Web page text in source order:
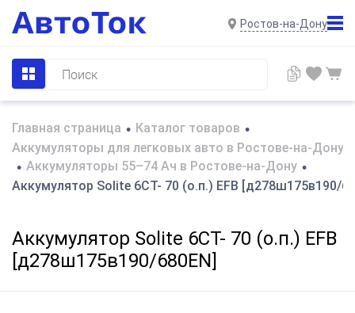
Ростов-на-Дону
Главная страница • Каталог товаров •
Аккумуляторы для легковых авто в Ростове-на-Дону
• Аккумуляторы 55–74 Ач в Ростове-на-Дону •
Аккумулятор Solite 6СТ- 70 (о.п.) EFB [д278ш175в190/
Аккумулятор Solite 6СТ- 70 (о.п.) EFB
[д278ш175в190/680EN]